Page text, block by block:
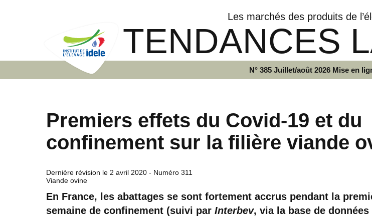
Les marchés des produits de
TENDANCES
N° 385 Juillet/août 2026 Mise en
Premiers effets du Covid-19 et du
confinement sur la filière viande
Dernière révision le 2 avril 2020 - Numéro 311
Viande ovine
En France, les abattages se sont fortement accrus pendant la
semaine de confinement (suivi par Interbev, via la base de